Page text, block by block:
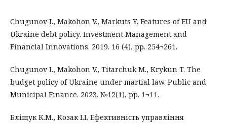
Chugunov I., Makohon V., Markuts Y. Features of EU and
Ukraine debt policy. Investment Management and
Financial Innovations. 2019. 16 (4), pp. 254¬261.
Chugunov I., Makohon V., Titarchuk M., Кrykun T. The
budget policy of Ukraine under martial law. Public and
Municipal Finance. 2023. №12(1), pp. 1¬11.
Бліщук К.М., Козак І.І. Ефективність управління